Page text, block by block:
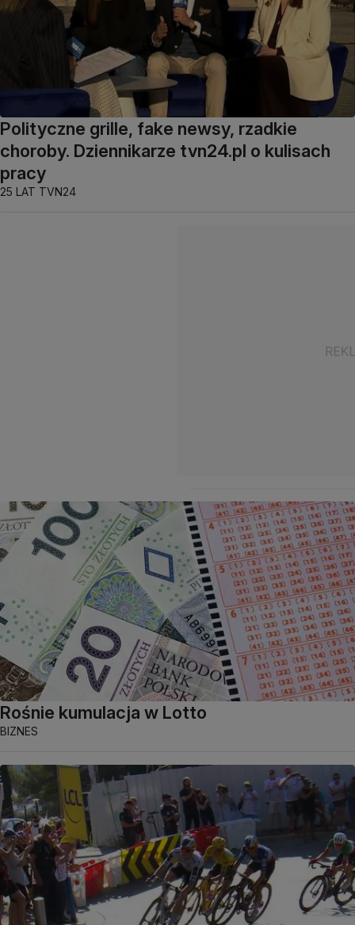
Polityczne grille, fake newsy, rzadkie
choroby. Dziennikarze tvn24.pl o kulisach
pracy
25 LAT TVN24
Rośnie kumulacja w Lotto
BIZNES